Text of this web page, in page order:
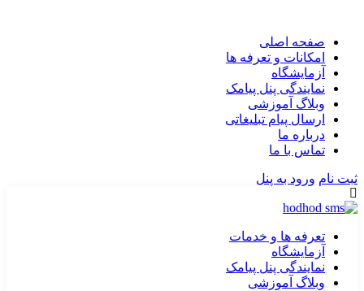
صفحه اصلی
امکانات و تعرفه ها
آزمایشگاه
نمایندگی پنل پیامک
وبلاگ آموزشی
ارسال پیام تبلیغاتی
درباره ما
تماس با ما
ثبت نام ورود به پنل
تعرفه ها و خدمات
آزمایشگاه
نمایندگی پنل پیامک
وبلاگ آموزشی